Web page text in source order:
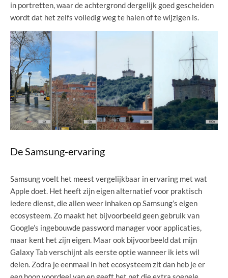
in portretten, waar de achtergrond dergelijk goed gescheiden
wordt dat het zelfs volledig weg te halen of te wijzigen is.
De Samsung-ervaring
Samsung voelt het meest vergelijkbaar in ervaring met wat
Apple doet. Het heeft zijn eigen alternatief voor praktisch
iedere dienst, die allen weer inhaken op Samsung’s eigen
ecosysteem. Zo maakt het bijvoorbeeld geen gebruik van
Google’s ingebouwde password manager voor applicaties,
maar kent het zijn eigen. Maar ook bijvoorbeeld dat mijn
Galaxy Tab verschijnt als eerste optie wanneer ik iets wil
delen. Zodra je eenmaal in het ecosysteem zit dan heb je er